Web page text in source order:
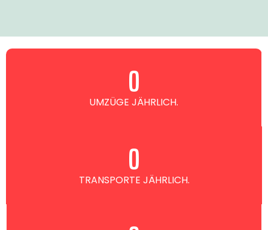
UMZÜGE JÄHRLICH.
0
TRANSPORTE JÄHRLICH.
0